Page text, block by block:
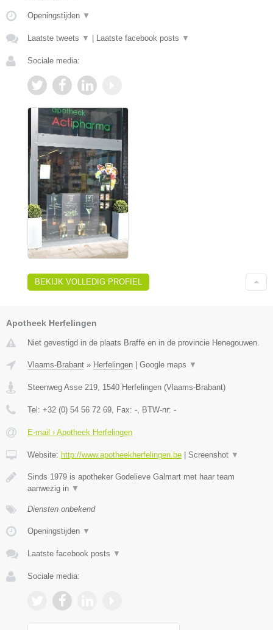
Openingstijden ▼
Laatste tweets ▼ Laatste facebook posts ▼
Sociale media:
BEKIJK VOLLEDIG PROFIEL
Apotheek Herfelingen
Niet gevestigd in de plaats Braffe en in de provincie Henegouwen.
Vlaams-Brabant » Herfelingen Google maps ▼
Steenweg Asse 219 1540 Herfelingen (Vlaams-Brabant)
Tel: +32 (0) 54 56 72 69 , Fax: - , BTW-nr: -
E-mail › Apotheek Herfelingen
Website: http://www.apotheekherfelingen.be Screenshot ▼
Sinds 1979 is apotheker Godelieve Galmart met haar team
aanwezig in ▼
Diensten onbekend
Openingstijden ▼
Laatste facebook posts ▼
Sociale media: